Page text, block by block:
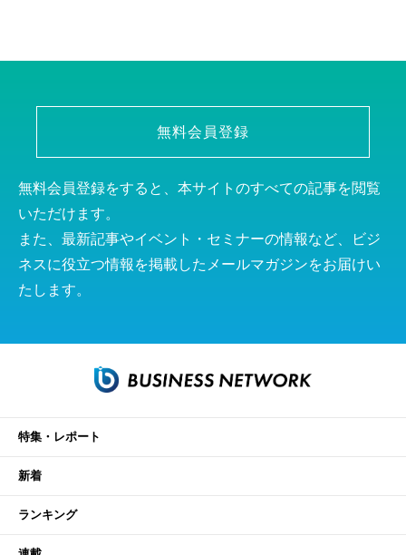
無料会員登録
無料会員登録をすると、本サイトのすべての記事を閲覧
いただけます。
また、最新記事やイベント・セミナーの情報など、ビジ
ネスに役立つ情報を掲載したメールマガジンをお届けい
たします。
特集・レポート
新着
ランキング